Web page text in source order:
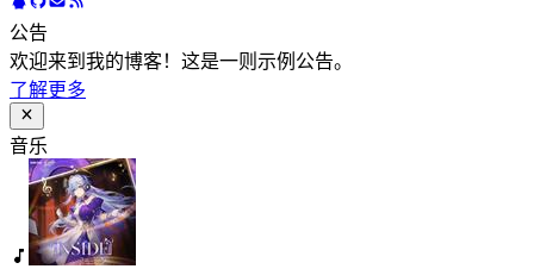
公告
欢迎来到我的博客！这是一则示例公告。
了解更多
音乐